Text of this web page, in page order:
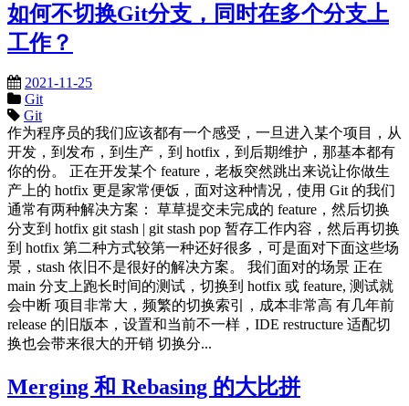
如何不切换Git分支，同时在多个分支上
工作？
2021-11-25
Git
Git
作为程序员的我们应该都有一个感受，一旦进入某个项目，从
开发，到发布，到生产，到 hotfix，到后期维护，那基本都有
你的份。 正在开发某个 feature，老板突然跳出来说让你做生
产上的 hotfix 更是家常便饭，面对这种情况，使用 Git 的我们
通常有两种解决方案： 草草提交未完成的 feature，然后切换
分支到 hotfix git stash | git stash pop 暂存工作内容，然后再切换
到 hotfix 第二种方式较第一种还好很多，可是面对下面这些场
景，stash 依旧不是很好的解决方案。 我们面对的场景 正在
main 分支上跑长时间的测试，切换到 hotfix 或 feature, 测试就
会中断 项目非常大，频繁的切换索引，成本非常高 有几年前
release 的旧版本，设置和当前不一样，IDE restructure 适配切
换也会带来很大的开销 切换分...
Merging 和 Rebasing 的大比拼